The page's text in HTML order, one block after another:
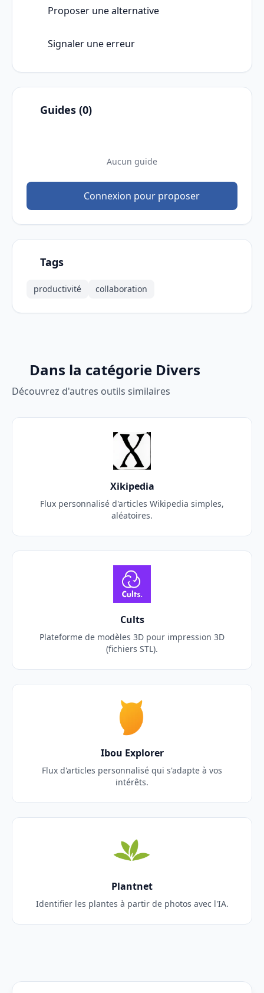
Proposer une alternative
Signaler une erreur
Guides (0)
Aucun guide
Connexion pour proposer
Tags
productivité collaboration
Dans la catégorie Divers
Découvrez d'autres outils similaires
Xikipedia
Flux personnalisé d'articles Wikipedia simples,
aléatoires.
Cults
Plateforme de modèles 3D pour impression 3D
(fichiers STL).
Ibou Explorer
Flux d'articles personnalisé qui s'adapte à vos
intérêts.
Plantnet
Identifier les plantes à partir de photos avec l'IA.